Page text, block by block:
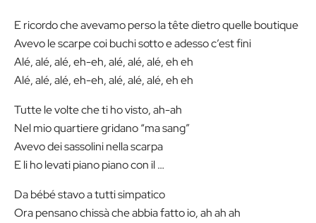
E ricordo che avevamo perso la tête dietro quelle boutique
Avevo le scarpe coi buchi sotto e adesso c’est fini
Alé, alé, alé, eh-eh, alé, alé, alé, eh eh
Alé, alé, alé, eh-eh, alé, alé, alé, eh eh
Tutte le volte che ti ho visto, ah-ah
Nel mio quartiere gridano “ma sang”
Avevo dei sassolini nella scarpa
E li ho levati piano piano con il …
Da bébé stavo a tutti simpatico
Ora pensano chissà che abbia fatto io, ah ah ah